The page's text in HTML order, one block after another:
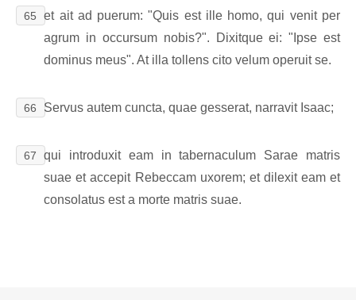
65
et ait ad puerum: "Quis est ille homo, qui venit per
agrum in occursum nobis?". Dixitque ei: "Ipse est
dominus meus". At illa tollens cito velum operuit se.
66 Servus autem cuncta, quae gesserat, narravit Isaac;
67
qui introduxit eam in tabernaculum Sarae matris
suae et accepit Rebeccam uxorem; et dilexit eam et
consolatus est a morte matris suae.